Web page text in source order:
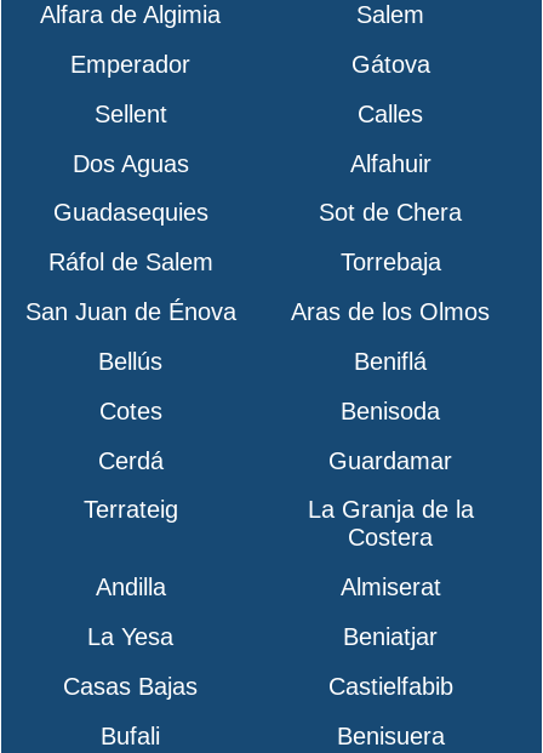
Alfara de Algimia
Salem
Emperador
Gátova
Sellent
Calles
Dos Aguas
Alfahuir
Guadasequies
Sot de Chera
Ráfol de Salem
Torrebaja
San Juan de Énova
Aras de los Olmos
Bellús
Beniflá
Cotes
Benisoda
Cerdá
Guardamar
Terrateig
La Granja de la
Costera
Andilla
Almiserat
La Yesa
Beniatjar
Casas Bajas
Castielfabib
Bufali
Benisuera